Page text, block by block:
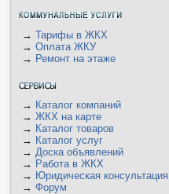
→ Тарифы в ЖКХ
→ Оплата ЖКУ
→ Ремонт на этаже
→ Каталог компаний
→ ЖКХ на карте
→ Каталог товаров
→ Каталог услуг
→ Доска объявлений
→ Работа в ЖКХ
→ Юридическая консультация
→ Форум